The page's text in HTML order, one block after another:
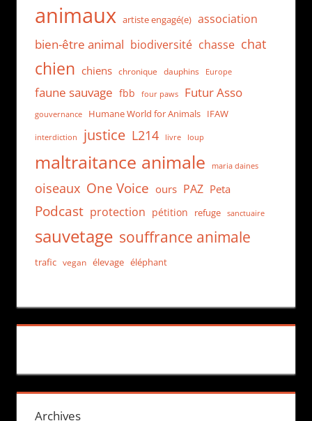
animaux artiste engagé(e) association
bien-être animal biodiversité chasse chat
chien chiens chronique dauphins Europe
faune sauvage fbb four paws Futur Asso
gouvernance Humane World for Animals IFAW
interdiction justice L214 livre loup
maltraitance animale maria daines
oiseaux One Voice ours PAZ Peta
Podcast protection pétition refuge sanctuaire
sauvetage souffrance animale
trafic vegan élevage éléphant
Archives